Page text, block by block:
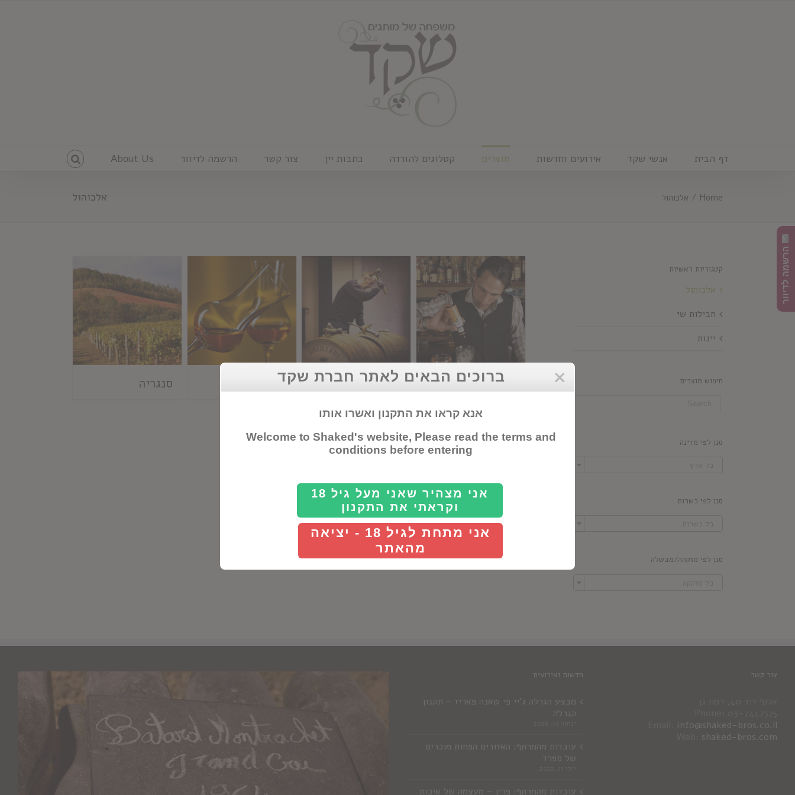
דף הבית אנשי שקד אירועים וחדשות מוצרים קטלוגים להורדה כתבות יין צור קשר הרשמה לדיוור About Us
אלכוהול Home
/ אלכוהול
ביטרס וויסקי גראפה סנגריה
קטגוריות ראשיות
אלכוהול
חבילות שי
יינות
חיפוש מוצרים
סנן לפי מדינה
סנן לפי כשרות
סנן לפי מזקהה/מבשלה
צור קשר
info@shaked-bros.co.il
shaked-bros.com
חדשות ואירועים
מבצע הגרלה ג'יי פי שאנה פאריז – תקנון
הגרלה
עובדות מהמרתף: האזורים הפחות מוכרים
של ספרד
עובדות מהמרתף: פרין – מעצמה של איכות
הרשמה לדיוור
ברוכים הבאים לאתר חברת שקד
אנא קראו את התקנון ואשרו אותו
Welcome to Shaked's website, Please read the terms and
conditions before entering
אני מצהיר שאני מעל גיל 18
וקראתי את התקנון
אני מתחת לגיל 18 - יציאה
מהאתר